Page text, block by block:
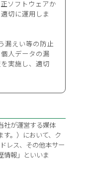
ソフトウェアか
切に運用しま
漏えい等の防止
人データの漏
実施し、適切
社が運営する媒体
す。）において、ク
レス、その他本サー
情報」といいま